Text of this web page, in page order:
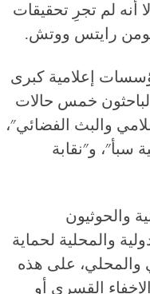
أنه لم تجرِ تحقيقات
رايتس ووتش.
إعلامية كبرى
خمس حالات
والبث الفضائي"،
سبأ"، و"نقابة
والحوثيون
والمحلية لحماية
والمحلي، على هذه
القسري أو